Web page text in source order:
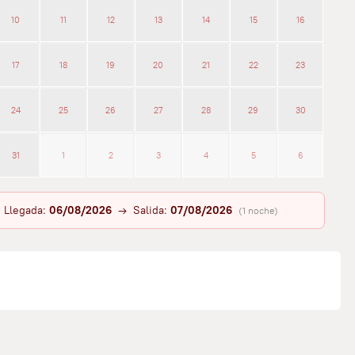
10 11 12 13 14 15 16
17 18 19 20 21 22 23
24 25 26 27 28 29 30
31 1 2 3 4 5 6
Llegada: 06/08/2026 → Salida: 07/08/2026 (1 noche)